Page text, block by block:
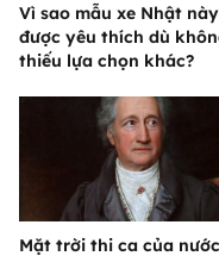
Vì sao mẫu xe Nhật
được yêu thích dù
thiếu lựa chọn khác?
Mặt trời thi ca của nước